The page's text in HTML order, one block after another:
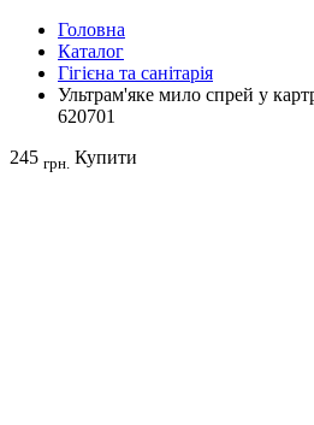
Головна
Каталог
Гігієна та санітарія
Ультрам'яке мило спрей у
620701
245 грн. Купити